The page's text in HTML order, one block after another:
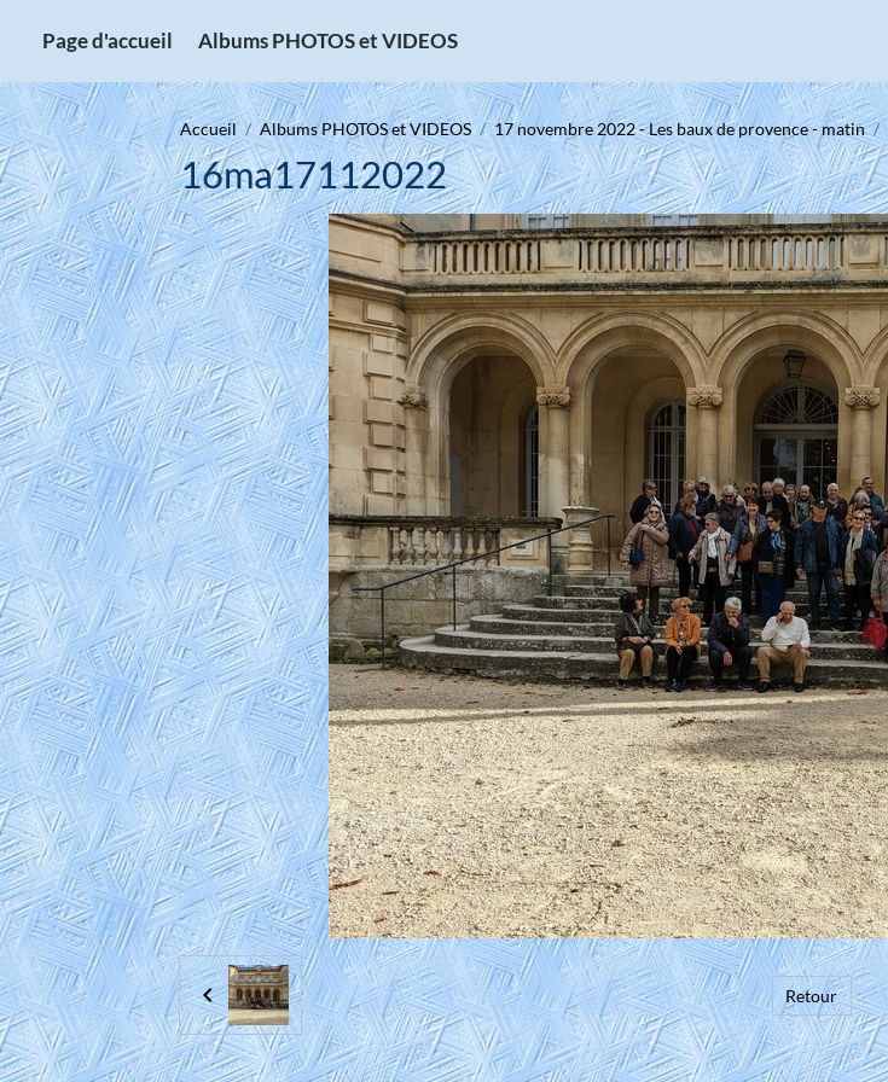
Page d'accueil Albums PHOTOS et VIDEOS
Accueil Albums PHOTOS et VIDEOS 17 novembre 2022 - Les baux de provence - matin
16ma17112022
Retour